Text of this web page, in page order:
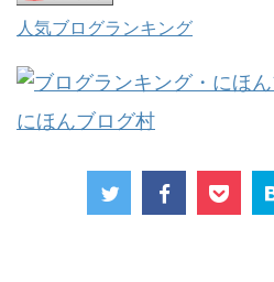
人気ブログランキング
にほんブログ村